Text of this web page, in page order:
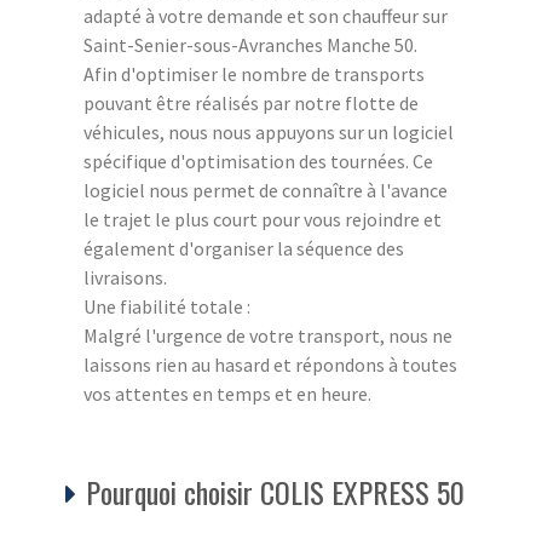
adapté à votre demande et son chauffeur sur
Saint-Senier-sous-Avranches Manche 50.
Afin d'optimiser le nombre de transports
pouvant être réalisés par notre flotte de
véhicules, nous nous appuyons sur un logiciel
spécifique d'optimisation des tournées. Ce
logiciel nous permet de connaître à l'avance
le trajet le plus court pour vous rejoindre et
également d'organiser la séquence des
livraisons.
Une fiabilité totale :
Malgré l'urgence de votre transport, nous ne
laissons rien au hasard et répondons à toutes
vos attentes en temps et en heure.
Pourquoi choisir COLIS EXPRESS 50